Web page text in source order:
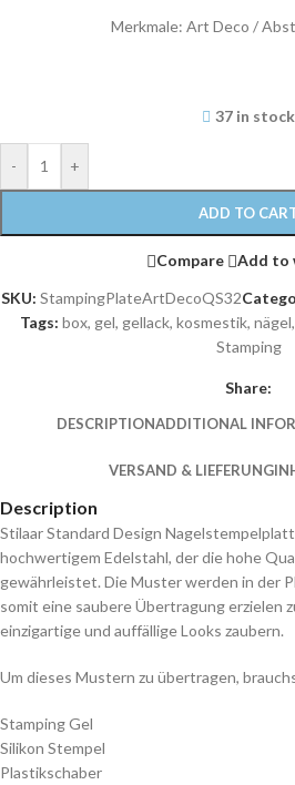
Merkmale: Art Deco /
37 in stock
- +
ADD TO
Compare
Add to
SKU: StampingPlateArtDecoQS32
Tags: box, gel, gellack, kosmestik, nägel,
Stamping
Share:
DESCRIPTIONADDITIONAL
VERSAND & LIEFERUNG
Description
Stilaar Standard Design
hochwertigem Edelstahl, der die hohe
gewährleistet. Die Muster werden in der
somit eine saubere Übertragung erzielen
einzigartige und auffällige Looks zaubern.
Um dieses Mustern zu übertragen,
Stamping Gel
Silikon Stempel
Plastikschaber